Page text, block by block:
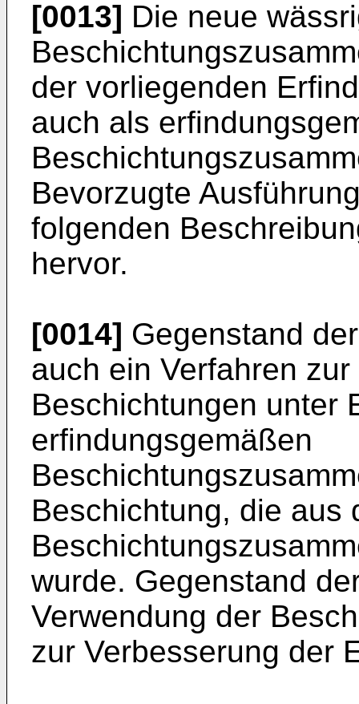
[0013] Die neue
der vorliegenden
auch als
Bevorzugte
folgenden
hervor.
[0014] Gegenstand
auch ein Verfahren
Beschichtungen unter
erfindungsgemäßen
Beschichtung, die aus
wurde. Gegenstand
Verwendung der
zur Verbesserung der